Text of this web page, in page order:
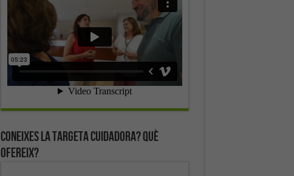
Coneixes la targeta cuidadora? Què
ofereix?